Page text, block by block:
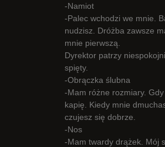
-Namiot
-Palec wchodzi we mnie.
nudzisz. Dróżba zawsze
mnie pierwszą.
Dyrektor patrzy
spięty.
-Obrączka ślubna
-Mam różne rozmiary.
kapię. Kiedy mnie
czujesz się dobrze.
-Nos
-Mam twardy drążek. Mój